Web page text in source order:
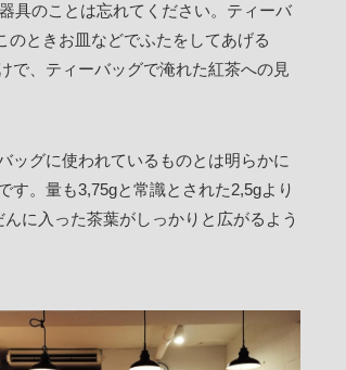
具のことは忘れてください。ティーバ
のときお皿などでふたをしてあげる
で、ティーバッグで淹れた紅茶への見
ッグに使われているものとは明らかに
。量も3,75gと常識とされた2,5gより
に入った茶葉がしっかりと広がるよう